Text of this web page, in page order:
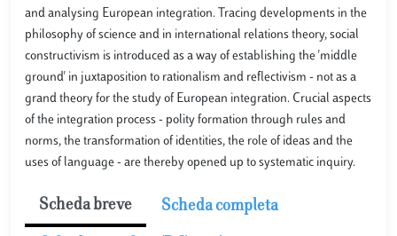
and analysing European integration. Tracing developments in the
philosophy of science and in international relations theory, social
constructivism is introduced as a way of establishing the 'middle
ground' in juxtaposition to rationalism and reflectivism - not as a
grand theory for the study of European integration. Crucial aspects
of the integration process - polity formation through rules and
norms, the transformation of identities, the role of ideas and the
uses of language - are thereby opened up to systematic inquiry.
Scheda breve Scheda completa